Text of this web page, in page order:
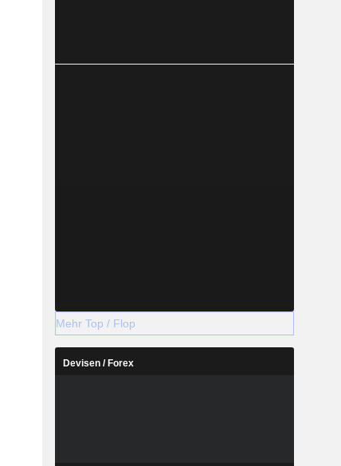
Mehr Top / Flop
Devisen / Forex